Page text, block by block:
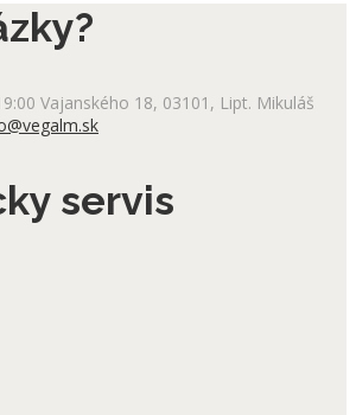
Vajanského 18, 03101, Lipt. Mikuláš
servis